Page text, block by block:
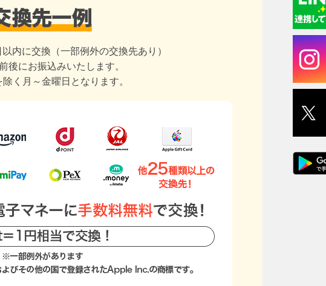
内に交換（一部例外の交換先あり）
にお振込みいたします。
く月～金曜日となります。